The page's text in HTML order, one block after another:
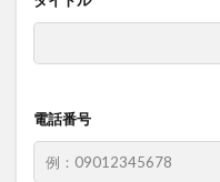
電話番号